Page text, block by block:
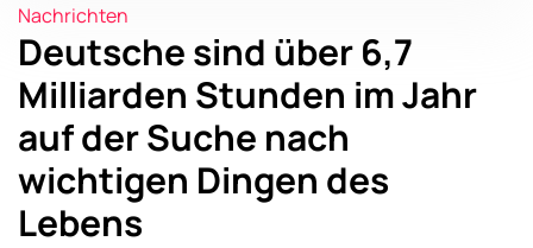
Nachrichten
Deutsche sind über 6,7
Milliarden Stunden im Jahr
auf der Suche nach
wichtigen Dingen des
Lebens